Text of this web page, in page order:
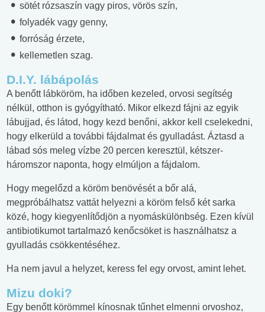
sötét rózsaszín vagy piros, vörös szín,
folyadék vagy genny,
forróság érzete,
kellemetlen szag.
D.I.Y. lábápolás
A benőtt lábköröm, ha időben kezeled, orvosi segítség
nélkül, otthon is gyógyítható. Mikor elkezd fájni az egyik
lábujjad, és látod, hogy kezd benőni, akkor kell cselekedni,
hogy elkerüld a további fájdalmat és gyulladást. Áztasd a
lábad sós meleg vízbe 20 percen keresztül, kétszer-
háromszor naponta, hogy elmúljon a fájdalom.
Hogy megelőzd a köröm benövését a bőr alá,
megpróbálhatsz vattát helyezni a köröm felső két sarka
közé, hogy kiegyenlítődjön a nyomáskülönbség. Ezen kívül
antibiotikumot tartalmazó kenőcsöket is használhatsz a
gyulladás csökkentéséhez.
Ha nem javul a helyzet, keress fel egy orvost, amint lehet.
Mizu doki?
Egy benőtt körömmel kínosnak tűnhet elmenni orvoshoz,